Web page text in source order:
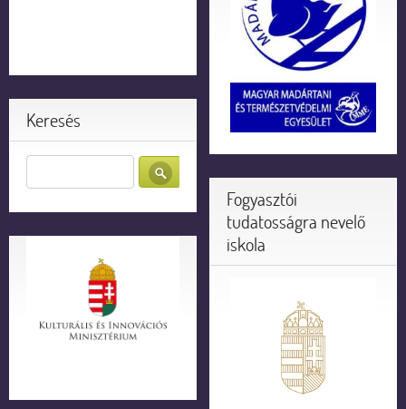
Keresés
Fogyasztói
tudatosságra nevelő
iskola